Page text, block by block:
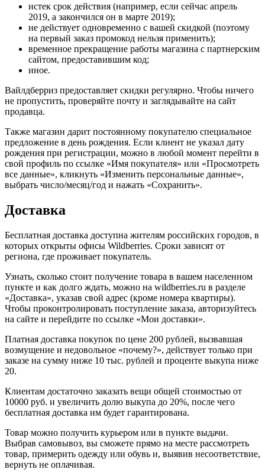
истек срок действия (например, если сейчас апрель
2019, а закончился он в марте 2019);
не действует одновременно с вашей скидкой (поэтому
на первый заказ промокод нельзя применить);
временное прекращение работы магазина с партнерским
сайтом, предоставившим код;
иное.
Вайлдберриз предоставляет скидки регулярно. Чтобы ничего
не пропустить, проверяйте почту и заглядывайте на сайт
продавца.
Также магазин дарит постоянному покупателю специальное
предложение в день рождения. Если клиент не указал дату
рождения при регистрации, можно в любой момент перейти в
свой профиль по ссылке «Имя покупателя» или «Просмотреть
все данные», кликнуть «Изменить персональные данные»,
выбрать число/месяц/год и нажать «Сохранить».
Доставка
Бесплатная доставка доступна жителям российских городов, в
которых открыты офисы Wildberries. Сроки зависят от
региона, где проживает покупатель.
Узнать, сколько стоит получение товара в вашем населенном
пункте и как долго ждать, можно на wildberries.ru в разделе
«Доставка», указав свой адрес (кроме номера квартиры).
Чтобы проконтролировать поступление заказа, авторизуйтесь
на сайте и перейдите по ссылке «Мои доставки».
Платная доставка покупок по цене 200 рублей, вызвавшая
возмущение и недовольное «почему?», действует только при
заказе на сумму ниже 10 тыс. рублей и проценте выкупа ниже
20.
Клиентам достаточно заказать вещи общей стоимостью от
10000 руб. и увеличить долю выкупа до 20%, после чего
бесплатная доставка им будет гарантирована.
Товар можно получить курьером или в пункте выдачи.
Выбрав самовывоз, вы сможете прямо на месте рассмотреть
товар, примерить одежду или обувь и, выявив несоответствие,
вернуть не оплачивая.